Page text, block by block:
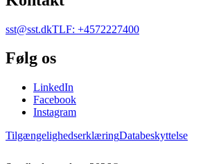
sst@sst.dkTLF: +4572227400
Følg os
LinkedIn
Facebook
Instagram
TilgængelighedserklæringDatabeskyttelse